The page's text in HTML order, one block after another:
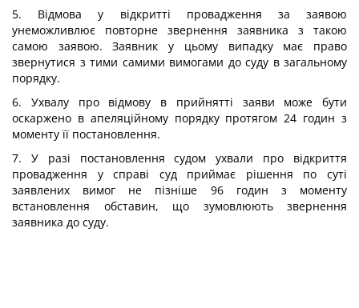
5. Відмова у відкритті провадження за заявою
унеможливлює повторне звернення заявника з такою
самою заявою. Заявник у цьому випадку має право
звернутися з тими самими вимогами до суду в загальному
порядку.
6. Ухвалу про відмову в прийнятті заяви може бути
оскаржено в апеляційному порядку протягом 24 годин з
моменту її постановлення.
7. У разі постановлення судом ухвали про відкриття
провадження у справі суд приймає рішення по суті
заявлених вимог не пізніше 96 годин з моменту
встановлення обставин, що зумовлюють звернення
заявника до суду.